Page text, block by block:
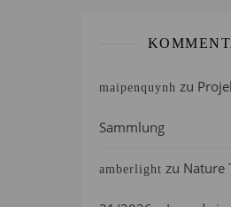
maipenquynh zu
Sammlung
amberlight zu Nature